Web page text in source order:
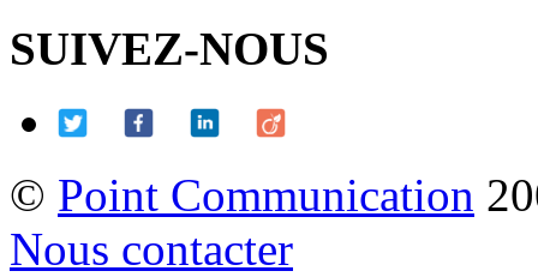
SUIVEZ-NOUS
© Point Communication
Nous contacter